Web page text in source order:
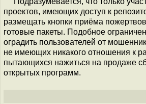
проектов, имеющих доступ к
размещать кнопки приёма
готовые пакеты. Подобное
оградить пользователей от
не имеющих никакого отношения к
пытающихся нажиться на продаже
открытых программ.